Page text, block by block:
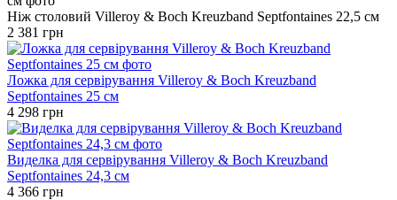
Ніж столовий Villeroy & Boch Kreuzband Septfontaines 22,5 см
2 381 грн
Ложка для сервірування Villeroy & Boch Kreuzband
Septfontaines 25 см
4 298 грн
Виделка для сервірування Villeroy & Boch Kreuzband
Septfontaines 24,3 см
4 366 грн